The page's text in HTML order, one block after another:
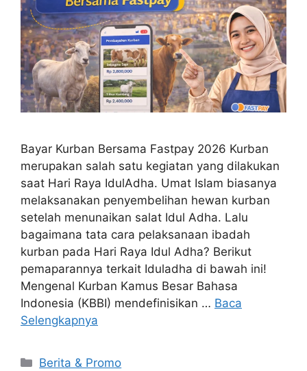
Bayar Kurban Bersama Fastpay 2026 Kurban
merupakan salah satu kegiatan yang dilakukan
saat Hari Raya IdulAdha. Umat Islam biasanya
melaksanakan penyembelihan hewan kurban
setelah menunaikan salat Idul Adha. Lalu
bagaimana tata cara pelaksanaan ibadah
kurban pada Hari Raya Idul Adha? Berikut
pemaparannya terkait Iduladha di bawah ini!
Mengenal Kurban Kamus Besar Bahasa
Indonesia (KBBI) mendefinisikan … Baca
Selengkapnya
Berita & Promo